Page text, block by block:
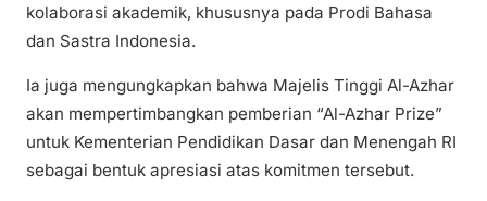
kolaborasi akademik, khususnya pada Prodi Bahasa
dan Sastra Indonesia.
Ia juga mengungkapkan bahwa Majelis Tinggi Al-Azhar
akan mempertimbangkan pemberian “Al-Azhar Prize”
untuk Kementerian Pendidikan Dasar dan Menengah RI
sebagai bentuk apresiasi atas komitmen tersebut.